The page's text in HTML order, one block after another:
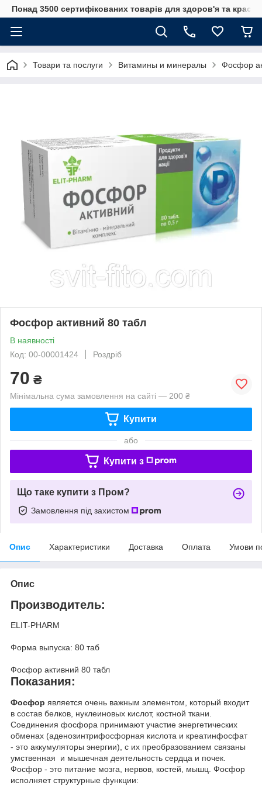
Понад 3500 сертифікованих товарів для здоров'я та краси
Товари та послуги Витамины и минералы Фосфор
Фосфор активний 80 табл
В наявності
Код: 00-00001424
Роздріб
70 ₴
Мінімальна сума замовлення на сайті — 200 ₴
Купити
або
Купити з
Що таке купити з Пром?
Замовлення під захистом
Опис Характеристики Доставка Оплата Умови
Опис
Производитель:
ELIT-PHARM
Форма выпуска: 80 таб
Фосфор активний 80 табл
Показания:
Фосфор является очень важным элементом, который входит
в состав белков, нуклеиновых кислот, костной ткани.
Соединения фосфора принимают участие энергетических
обменах (аденозинтрифосфорная кислота и креатинфосфат
- это аккумуляторы энергии), с их преобразованием связаны
умственная и мышечная деятельность сердца и почек.
Фосфор - это питание мозга, нервов, костей, мышц. Фосфор
исполняет структурные функции: